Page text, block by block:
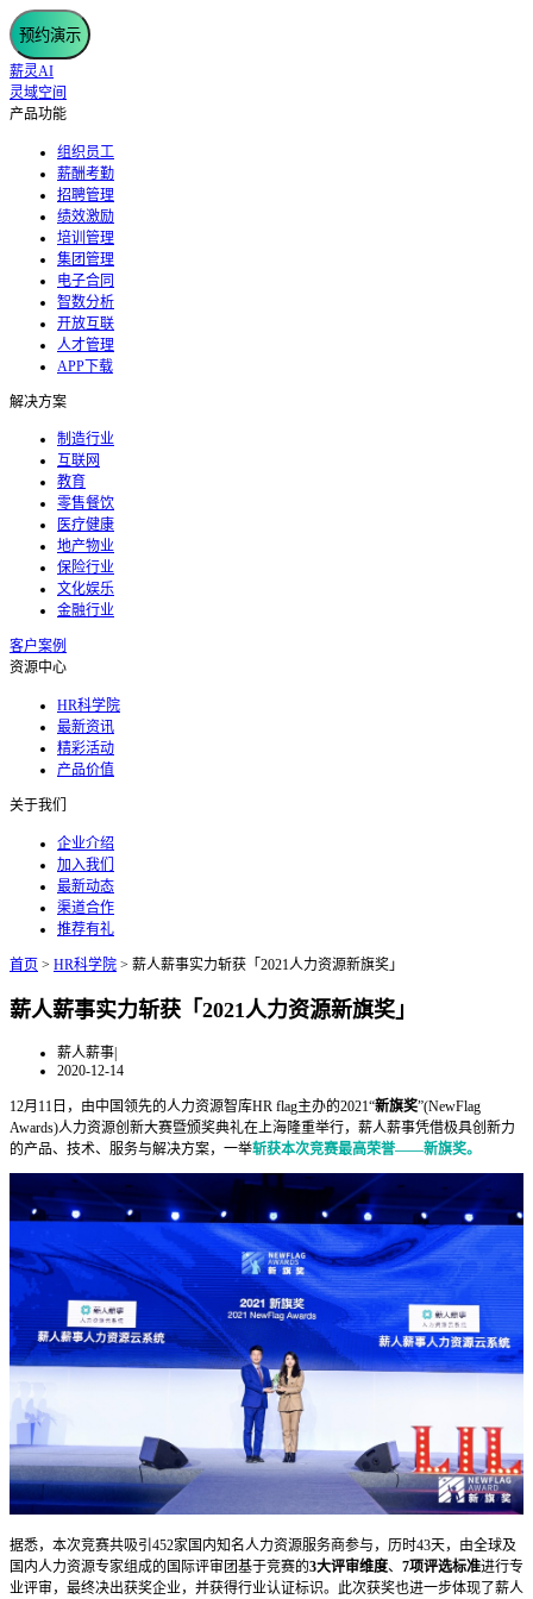
预约演示
薪灵AI
灵域空间
产品功能
组织员工
薪酬考勤
招聘管理
绩效激励
培训管理
集团管理
电子合同
智数分析
开放互联
人才管理
APP下载
解决方案
制造行业
互联网
教育
零售餐饮
医疗健康
地产物业
保险行业
文化娱乐
金融行业
客户案例
资源中心
HR科学院
最新资讯
精彩活动
产品价值
关于我们
企业介绍
加入我们
最新动态
渠道合作
推荐有礼
首页 > HR科学院 > 薪人薪事实力斩获「2021人力资源新旗奖」
薪人薪事实力斩获「2021人力资源新旗奖」
薪人薪事|
2020-12-14
12月11日，由中国领先的人力资源智库HR flag主办的2021“新旗奖”(NewFlag
Awards)人力资源创新大赛暨颁奖典礼在上海隆重举行，薪人薪事凭借极具创新力
的产品、技术、服务与解决方案，一举斩获本次竞赛最高荣誉——新旗奖。
据悉，本次竞赛共吸引452家国内知名人力资源服务商参与，历时43天，由全球及
国内人力资源专家组成的国际评审团基于竞赛的3大评审维度、 7项评选标准进行专
业评审，最终决出获奖企业，并获得行业认证标识。此次获奖也进一步体现了薪人